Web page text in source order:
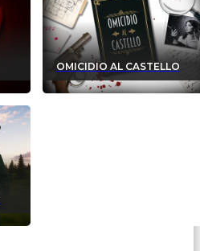
OMICIDIO AL CASTELLO